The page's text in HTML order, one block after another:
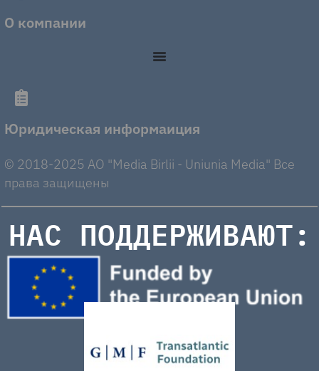
О компании
Юридическая информаиция
© 2018-2025 AO "Media Birlii - Uniunia Media" Все
права защищены
НАС ПОДДЕРЖИВАЮТ: